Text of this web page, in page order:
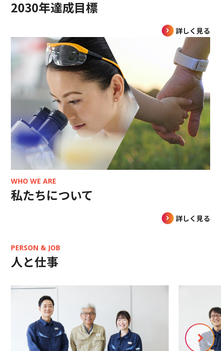
2030年達成目標
詳しく見る
WHO WE ARE
私たちについて
詳しく見る
PERSON & JOB
人と仕事